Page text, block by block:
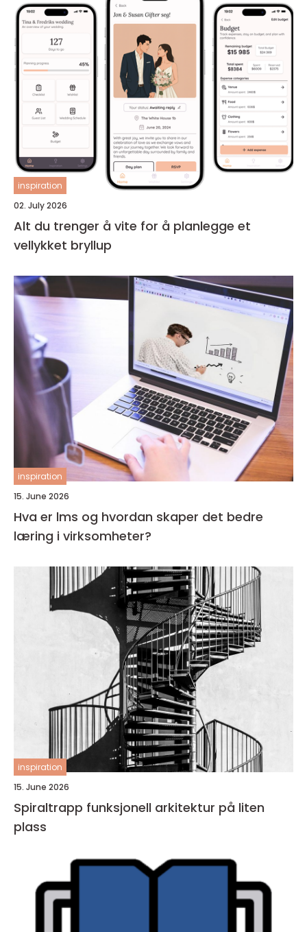
inspiration
02. July 2026
Alt du trenger å vite for å planlegge et
vellykket bryllup
inspiration
15. June 2026
Hva er lms og hvordan skaper det bedre
læring i virksomheter?
inspiration
15. June 2026
Spiraltrapp funksjonell arkitektur på liten
plass